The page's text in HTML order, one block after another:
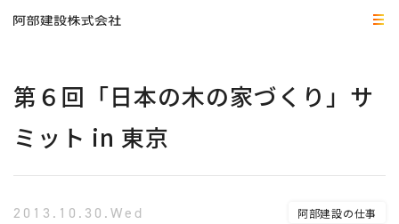
第６回「日本の木の家づくり」サ
ミット in 東京
2013.10.30.Wed 阿部建設の仕事